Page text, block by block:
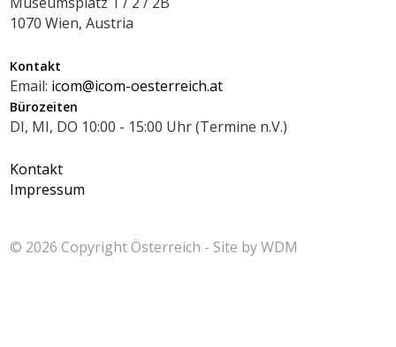
1070 Wien, Austria
Kontakt
Email: icom@icom-oesterreich.at
Bürozeiten
DI, MI, DO 10:00 - 15:00 Uhr (Termine n.V.)
Kontakt
Impressum
© 2026 CopyrightÖsterreich - Site byWDM